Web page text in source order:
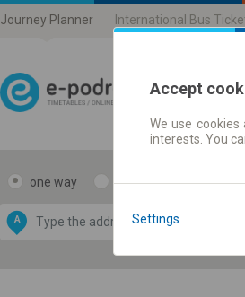
Journey Planner International Bus
one way return
A
by
OpenStreetMap
Accept
We use
interests. You
Settings